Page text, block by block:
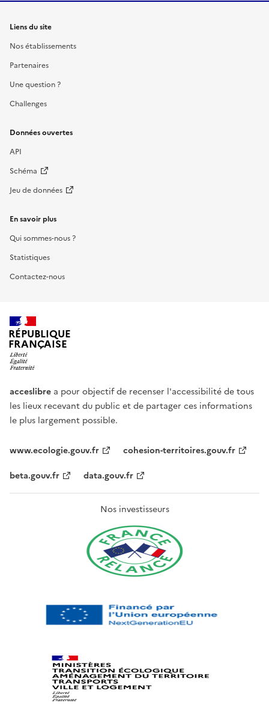
Liens du site
Nos établissements
Partenaires
Une question ?
Challenges
Données ouvertes
API
Schéma
Jeu de données
En savoir plus
Qui sommes-nous ?
Statistiques
Contactez-nous
RÉPUBLIQUE
FRANÇAISE
acceslibre a pour objectif de recenser l'accessibilité de tous
les lieux recevant du public et de partager ces informations
le plus largement possible.
www.ecologie.gouv.fr
cohesion-territoires.gouv.fr
beta.gouv.fr
data.gouv.fr
Nos investisseurs